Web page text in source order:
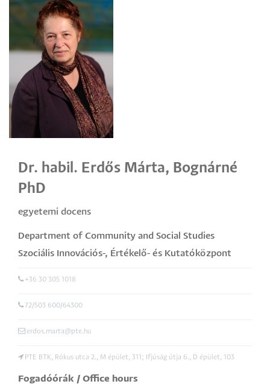
Dr. habil. Erdős Márta, Bognárné
PhD
egyetemi docens
Department of Community and Social Studies
Szociális Innovációs-, Értékelő- és Kutatóközpont
+36 30 305 1018
72/503 600/64300
erdos.marta@pte.hu
PTE BTK, Rókus utca 2., M épület, 311; Ifjúság útja 6., D épület, 103
Fogadóórák / Office hours